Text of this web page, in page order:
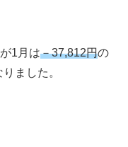
1月は－37,812円の
りました。